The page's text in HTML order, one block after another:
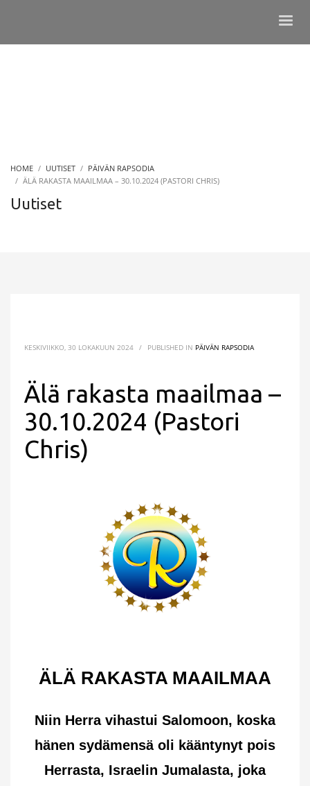
HOME UUTISET
PÄIVÄN RAPSODIA
ÄLÄ RAKASTA MAAILMAA – 30.10.2024 (PASTORI CHRIS)
Uutiset
KESKIVIIKKO, 30 LOKAKUUN 2024 / PUBLISHED IN PÄIVÄN RAPSODIA
Älä rakasta maailmaa –
30.10.2024 (Pastori
Chris)
ÄLÄ RAKASTA MAAILMAA
Niin Herra vihastui Salomoon, koska
hänen sydämensä oli kääntynyt pois
Herrasta, Israelin Jumalasta, joka